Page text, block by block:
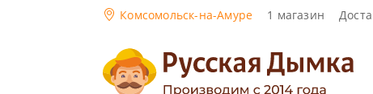
Комсомольск-на-Амуре 1 магазин